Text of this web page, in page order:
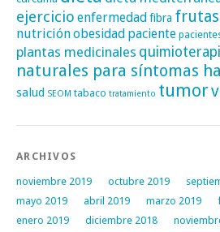
ejercicio enfermedadfibra frutas
nutriciónobesidad paciente
plantas medicinales
naturales para síntomas
salud SEOM tabaco tratamiento tumor
ARCHIVOS
noviembre 2019 octubre 2019
mayo 2019
abril 2019 marzo 2019
enero 2019
diciembre 2018